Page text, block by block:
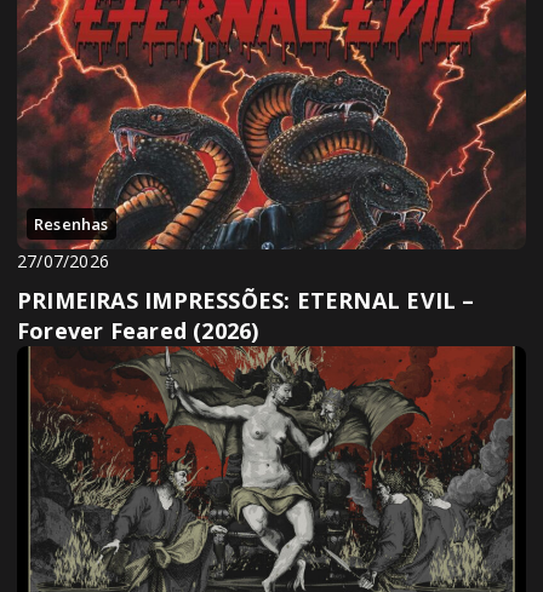
Resenhas
27/07/2026
PRIMEIRAS IMPRESSÕES: ETERNAL EVIL –
Forever Feared (2026)